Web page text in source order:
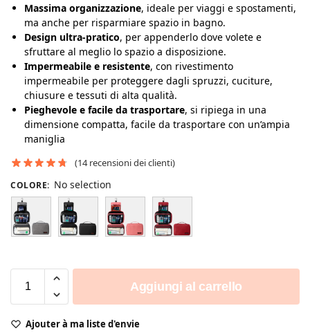
Massima organizzazione, ideale per viaggi e spostamenti,
ma anche per risparmiare spazio in bagno.
Design ultra-pratico, per appenderlo dove volete e
sfruttare al meglio lo spazio a disposizione.
Impermeabile e resistente, con rivestimento
impermeabile per proteggere dagli spruzzi, cuciture,
chiusure e tessuti di alta qualità.
Pieghevole e facile da trasportare, si ripiega in una
dimensione compatta, facile da trasportare con un’ampia
maniglia
(14recensioni dei clienti)
COLORE: No selection
Aggiungi al carrello
Ajouter à ma liste d'envie